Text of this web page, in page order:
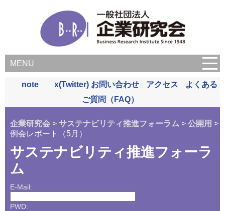
MENU
note x(Twitter) お問い合わせ アクセス
よくある
ご質問（FAQ）
企業研究会 > サステナビリティ推進フォーラム > 公開用 >
例会レポート（5月）
サステナビリティ推進フォーラ
ム
E-Mail:
PWD: